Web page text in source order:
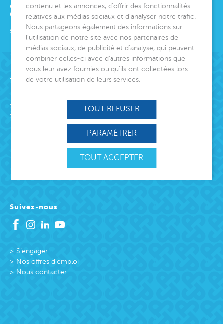
6 avenue Édith Cavell
06000 Nice
Tél.
siege@montjoye.org
Acteur de lien social
Protection Enfance et Familles
Accueil des victimes
Accueil des victimes
Citoyenneté active
Suivez-nous
S’engager
Nos offres d’emploi
Nous contacter
contenu et les annonces, d’offrir des fonctionnalités
relatives aux médias sociaux et d’analyser notre trafic.
Nous partageons également des informations sur
l’utilisation de notre site avec nos partenaires de
médias sociaux, de publicité et d’analyse, qui peuvent
combiner celles-ci avec d’autres informations que
vous leur avez fournies ou qu’ils ont collectées lors
de votre utilisation de leurs services.
TOUT ACCEPTER
TOUT REFUSER
PARAMÉTRER